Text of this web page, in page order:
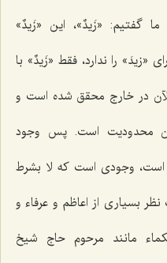
گفتیم: «زَیدٌ»، این «زَیدٌ»
«زیدَ» را ندارد، فقط «زَیدٌ» با
در خارج محقق شده است و
محدودیت است. پس وجود
است، وجودى است که لا بشرط
بسیارى از اعاظم و عرفاء و
مانند مرحوم حاج شیخ